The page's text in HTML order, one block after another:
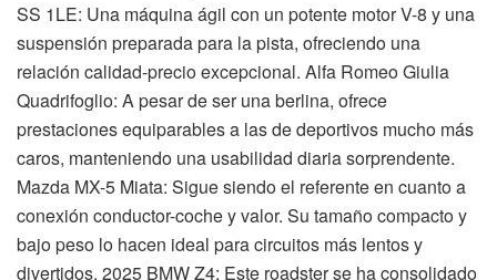
SS 1LE: Una máquina ágil con un potente motor V-8 y una
suspensión preparada para la pista, ofreciendo una
relación calidad-precio excepcional. Alfa Romeo Giulia
Quadrifoglio: A pesar de ser una berlina, ofrece
prestaciones equiparables a las de deportivos mucho más
caros, manteniendo una usabilidad diaria sorprendente.
Mazda MX-5 Miata: Sigue siendo el referente en cuanto a
conexión conductor-coche y valor. Su tamaño compacto y
bajo peso lo hacen ideal para circuitos más lentos y
divertidos. 2025 BMW Z4: Este roadster se ha consolidado